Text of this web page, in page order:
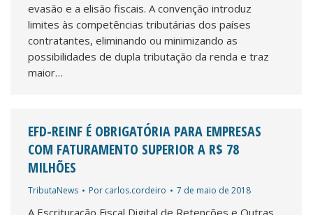
evasão e a elisão fiscais. A convenção introduz
limites às competências tributárias dos países
contratantes, eliminando ou minimizando as
possibilidades de dupla tributação da renda e traz
maior…
EFD-REINF É OBRIGATÓRIA PARA EMPRESAS
COM FATURAMENTO SUPERIOR A R$ 78
MILHÕES
TributaNews Por carlos.cordeiro 7 de maio de 2018
A Escrituração Fiscal Digital de Retenções e Outras